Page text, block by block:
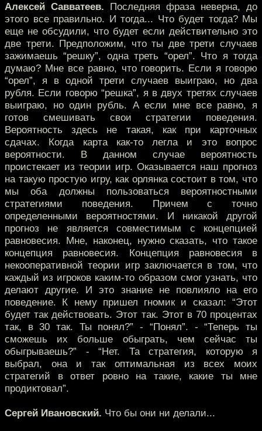
Алексей Савватеев. Последняя фраза неверна, до
этого все правильно. И тогда... Что будет тогда? Мы
еще не обсудили, что будет если действительно это
две трети. Предположим, что ты две трети случаев
зажимаешь “решку”, одна треть “орел”. Что я тогда
думаю? Мне все равно, что говорить. Если я говорю
“орел”, я в одной трети случаев выиграю, но два
рубля. Если говорю “решка”, я в двух третях случаев
выиграю, но один рубль. А если мне все равно, я
готов смешивать свои стратегии поведения.
Вероятность здесь не такая, как при карточных
сдачах. Когда карта как-то легла и это вопрос
вероятности. В данном случае вероятность
проистекает из теории игр. Оказывается наш прогноз
на такую простую игру, как орлянка состоит в том, что
мы оба должны пользоваться вероятностными
стратегиями поведения. Причем с точно
определенными вероятностями. И никакой другой
прогноз не является совместимым с концепцией
равновесия. Мне, наконец, нужно сказать, что такое
концепция равновесия. Концепция равновесия в
некооперативной теории игр заключается в том, что
каждый из игроков каким-то образом смог узнать, что
делают другие. И это знание не повлияло на его
поведение. К нему пришел гномик и сказал: “Этот
будет так действовать. Этот так. Этот в 70 процентах
так, в 30 так. Ты понял?” - “Понял”. - “Теперь ты
сможешь их больше обыграть, чем сейчас ты
обыгрываешь?” - “Нет. Та стратегия, которую я
выбрал, она и так оптимальная из всех моих
стратегий в ответ ровно на такие, какие ты мне
продиктовал”.
Сергей Ивановский. Что бы они ни делали...